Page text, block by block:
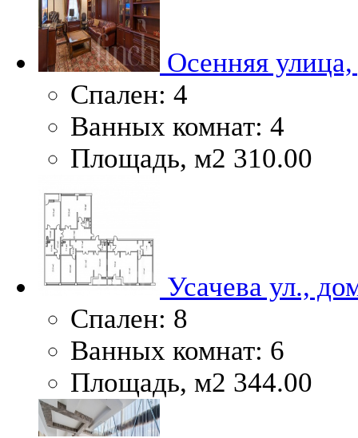
Осенняя
Спален: 4
Ванных комнат: 4
Площадь, м2 310.00
Усачева ул.,
Спален: 8
Ванных комнат: 6
Площадь, м2 344.00